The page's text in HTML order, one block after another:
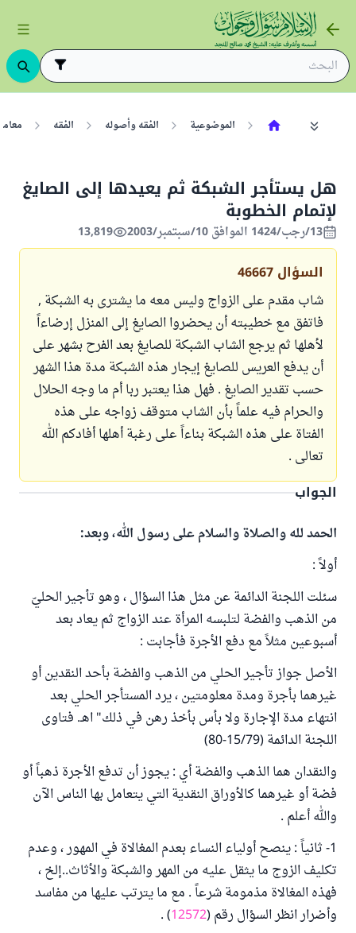
الموضوعية الفقه وأصوله الفقه
هل يستأجر الشبكة ثم يعيدها إلى الصايغ
لإتمام الخطوبة
13/رجب/1424 الموافق 10/سبتمبر/2003 13,819
السؤال 46667
شاب مقدم على الزواج وليس معه ما يشترى به الشبكة ,
فاتفق مع خطيبته أن يحضروا الصايغ إلى المنزل إرضاءاً
لأهلها ثم يرجع الشاب الشبكة للصايغ بعد الفرح بشهر على
أن يدفع العريس للصايغ إيجار هذه الشبكة مدة هذا الشهر
حسب تقدير الصايغ . فهل هذا يعتبر ربا أم ما وجه الحلال
والحرام فيه علماً بأن الشاب متوقف زواجه على هذه
الفتاة على هذه الشبكة بناءاً على رغبة أهلها أفادكم الله
تعالى .
الجواب
الحمد لله والصلاة والسلام على رسول الله، وبعد:
أولاً :
سئلت اللجنة الدائمة عن مثل هذا السؤال ، وهو تأجير الحليّ
من الذهب والفضة لتلبسه المرأة عند الزواج ثم يعاد بعد
أسبوعين مثلاً مع دفع الأجرة فأجابت :
الأصل جواز تأجير الحلي من الذهب والفضة بأحد النقدين أو
غيرهما بأجرة ومدة معلومتين ، يرد المستأجر الحلي بعد
انتهاء مدة الإجارة ولا بأس بأخذ رهن في ذلك" اهـ. فتاوى
اللجنة الدائمة (15/79-80)
والنقدان هما الذهب والفضة أي : يجوز أن تدفع الأجرة ذهباً أو
فضة أو غيرهما كالأوراق النقدية التي يتعامل بها الناس الآن
والله أعلم .
1- ثانياً : ينصح أولياء النساء بعدم المغالاة في المهور ، وعدم
تكليف الزوج ما يثقل عليه من المهر والشبكة والأثاث..إلخ ،
فهذه المغالاة مذمومة شرعاً . مع ما يترتب عليها من مفاسد
وأضرار انظر السؤال رقم (12572
) .